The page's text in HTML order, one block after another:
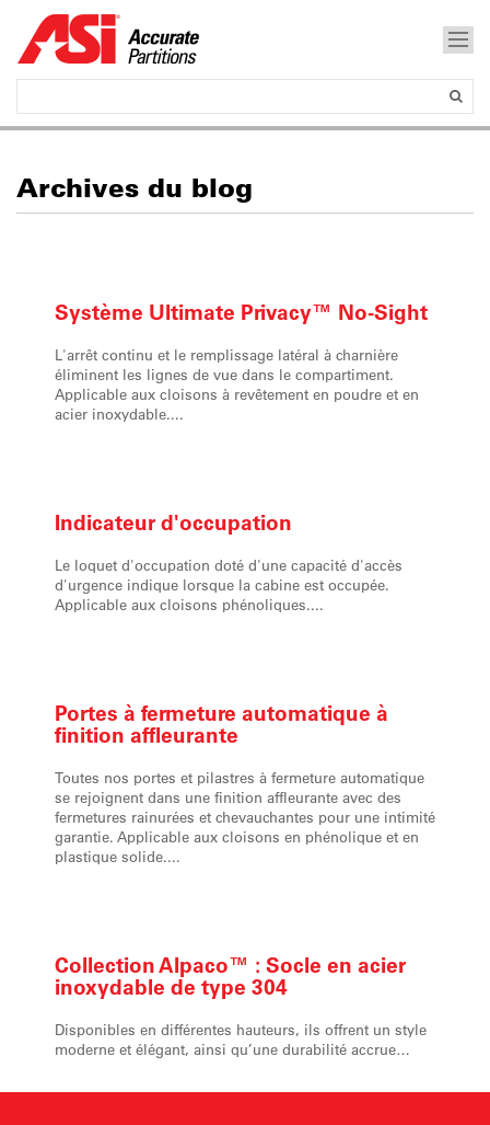
Archives du blog
Système Ultimate Privacy™ No-Sight
L'arrêt continu et le remplissage latéral à charnière
éliminent les lignes de vue dans le compartiment.
Applicable aux cloisons à revêtement en poudre et en
acier inoxydable....
Indicateur d'occupation
Le loquet d'occupation doté d'une capacité d'accès
d'urgence indique lorsque la cabine est occupée.
Applicable aux cloisons phénoliques....
Portes à fermeture automatique à
finition affleurante
Toutes nos portes et pilastres à fermeture automatique
se rejoignent dans une finition affleurante avec des
fermetures rainurées et chevauchantes pour une intimité
garantie. Applicable aux cloisons en phénolique et en
plastique solide....
Collection Alpaco™ : Socle en acier
inoxydable de type 304
Disponibles en différentes hauteurs, ils offrent un style
moderne et élégant, ainsi qu’une durabilité accrue…